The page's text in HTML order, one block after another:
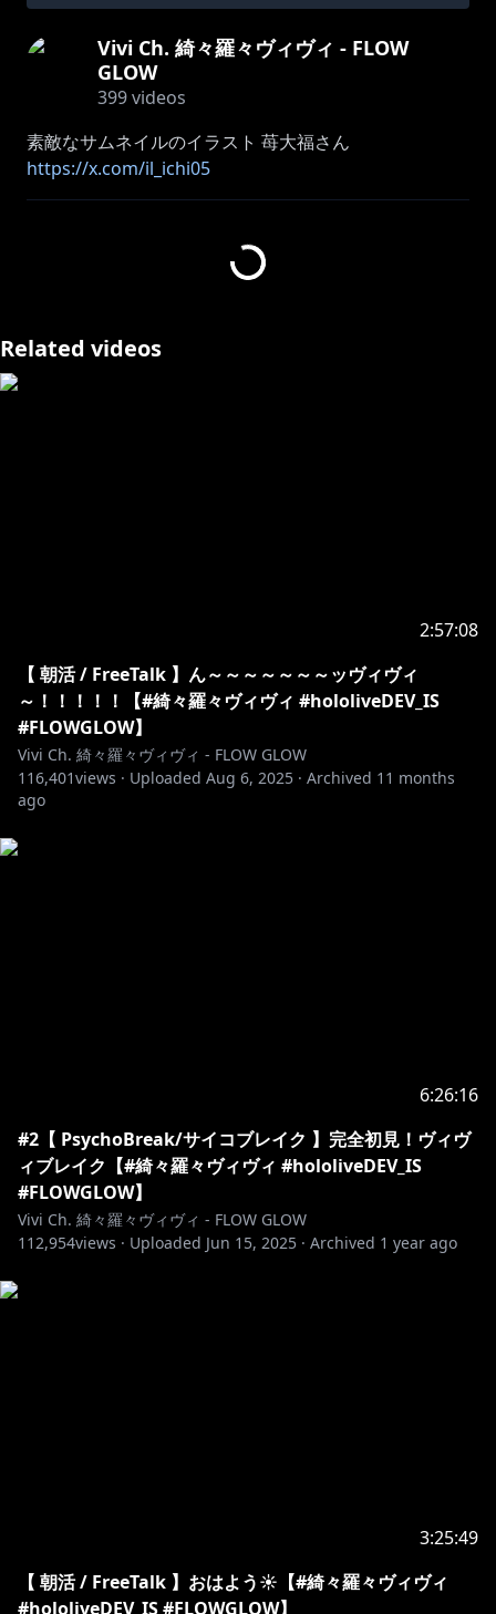
Vivi Ch. 綺々羅々ヴィヴィ - FLOW
GLOW
399videos
素敵なサムネイルのイラスト 苺大福さん
https://x.com/il_ichi05
https://www.youtube.com/channel/UCGzTVXqMQHa
users
hololive DEV_ISからデビューしたFLOW GLOWのメイ
ク担当💅✨
𐙚₊˚⊹♡コスメ大好きで日々自分磨き中𐙚₊˚⊹♡
配信タグ🏷️ #ヴィヴィライブ
FAタグ🏷️ #ヴィヴィメイク
#綺々羅々ヴィヴィ #hololiveDEV_IS #FLOWGLOW
✧♡✧♡✧♡✧♡✧♡✧♡✧♡✧♡✧♡✧♡✧♡
https://shop.hololivepro.com/products/hololive_chri
stmasvoice2024
Related videos
2:57:08
【 朝活 / FreeTalk 】ん～～～～～～～ッヴィヴィ
～！！！！！【#綺々羅々ヴィヴィ #hololiveDEV_IS
#FLOWGLOW】
Vivi Ch. 綺々羅々ヴィヴィ - FLOW GLOW
116,401views · Uploaded Aug 6, 2025 · Archived 11 months
ago
6:26:16
#2【 PsychoBreak/サイコブレイク 】完全初見！ヴィヴ
ィブレイク【#綺々羅々ヴィヴィ #hololiveDEV_IS
#FLOWGLOW】
Vivi Ch. 綺々羅々ヴィヴィ - FLOW GLOW
112,954views · Uploaded Jun 15, 2025 · Archived 1 year ago
3:25:49
【 朝活 / FreeTalk 】おはよう☀️【#綺々羅々ヴィヴィ
#hololiveDEV_IS #FLOWGLOW】